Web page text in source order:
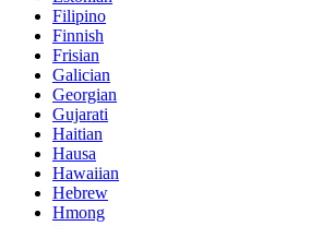
Filipino
Finnish
Frisian
Galician
Georgian
Gujarati
Haitian
Hausa
Hawaiian
Hebrew
Hmong